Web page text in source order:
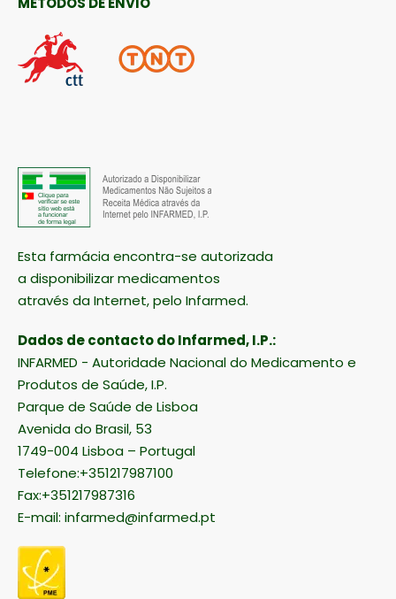
Esta farmácia encontra-se autorizada
a disponibilizar medicamentos
através da Internet, pelo Infarmed.
Dados de contacto do Infarmed, I.P.:
INFARMED - Autoridade Nacional do Medicamento e
Produtos de Saúde, I.P.
Parque de Saúde de Lisboa
Avenida do Brasil, 53
1749-004 Lisboa – Portugal
Telefone:+351217987100
Fax:+351217987316
E-mail: infarmed@infarmed.pt